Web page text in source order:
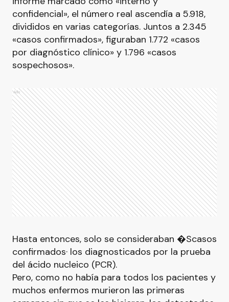
confidencial», el número real ascendía a 5.918,
divididos en varias categorías. Juntos a 2.345
«casos confirmados», figuraban 1.772 «casos
por diagnóstico clínico» y 1.796 «casos
sospechosos».
Ads
Hasta entonces, solo se consideraban �Scasos
confirmados· los diagnosticados por la prueba
del ácido nucleico (PCR).
Pero, como no había para todos los pacientes y
muchos enfermos murieron las primeras